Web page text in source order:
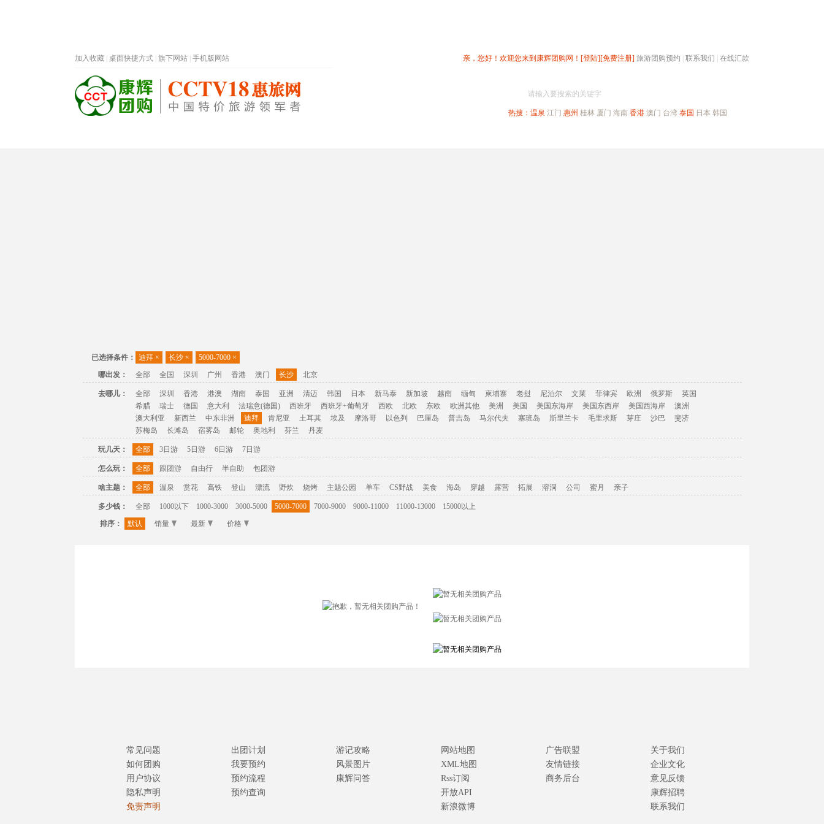
亲，您好！欢迎您来到康辉团购网！ [登陆][免费注册] 旅游团购预约 联系我们 在线汇款
加入收藏 桌面快捷方式 旗下网站 手机版网站
请输入要搜索的关键字
热搜： 温泉 江门 惠州 桂林 厦门 海南 香港 澳门 台湾 泰国 日本 韩国
已选择条件： 迪拜 × 长沙 × 5000-7000 ×
哪出发：
全部 全国 深圳 广州 香港 澳门 长沙 北京
去哪儿： 全部 深圳 香港 港澳 湖南 泰国 亚洲 清迈 韩国 日本 新马泰 新加坡 越南 缅甸 柬埔寨 老挝 尼泊尔 文莱 菲律宾 欧洲 俄罗斯
英国
希腊
瑞士 德国 意大利 法瑞意(德国) 西班牙 西班牙+葡萄牙 西欧 北欧 东欧 欧洲其他 美洲 美国 美国东海岸 美国东西岸 美国西海岸
澳洲
澳大利亚
新西兰 中东非洲 迪拜 肯尼亚 土耳其 埃及 摩洛哥 以色列 巴厘岛 普吉岛 马尔代夫 塞班岛 斯里兰卡 毛里求斯 芽庄 沙巴
斐济
苏梅岛
长滩岛 宿雾岛 邮轮 奥地利 芬兰 丹麦
玩几天： 全部 3日游 5日游 6日游 7日游
怎么玩： 全部 跟团游 自由行 半自助 包团游
啥主题： 全部 温泉 赏花 高铁 登山 漂流 野炊 烧烤 主题公园 单车 CS野战 美食 海岛 穿越 露营 拓展 溶洞 公司 蜜月 亲子
多少钱： 全部 1000以下 1000-3000 3000-5000 5000-7000 7000-9000 9000-11000 11000-13000
15000以上
排序：
默认 销量 最新 价格
常见问题
如何团购
用户协议
隐私声明
免责声明
出团计划
我要预约
预约流程
预约查询
游记攻略
风景图片
康辉问答
网站地图
XML地图
Rss订阅
开放API
新浪微博
广告联盟
友情链接
商务后台
关于我们
企业文化
意见反馈
康辉招聘
联系我们